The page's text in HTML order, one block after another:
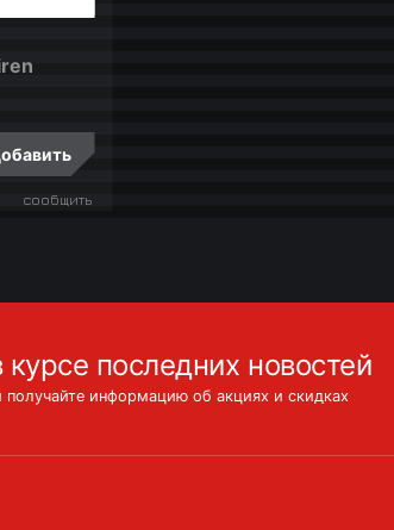
сообщить
курсе последних новостей
получайте информацию об акциях и скидках